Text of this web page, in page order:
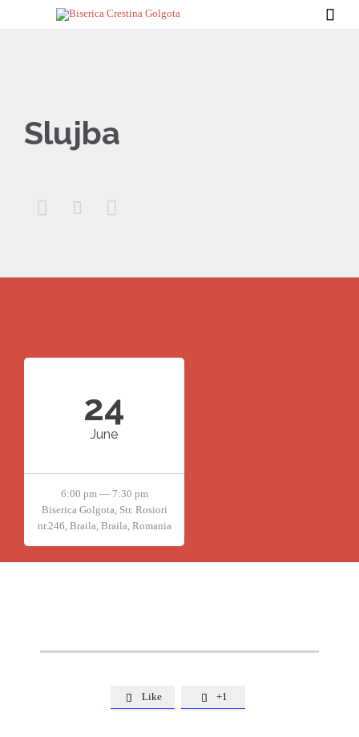

Slujba
  
24
June
6:00 pm — 7:30 pm
Biserica Golgota, Str. Rosiori
nr.246, Braila, Braila, Romania
 Like  +1